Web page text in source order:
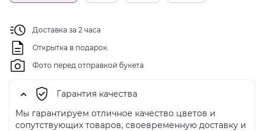
Доставка за 2 часа
Открытка в подарок
Фото перед отправкой букета
Гарантия качества
Мы гарантируем отличное качество цветов и
сопутствующих товаров, своевременную доставку и